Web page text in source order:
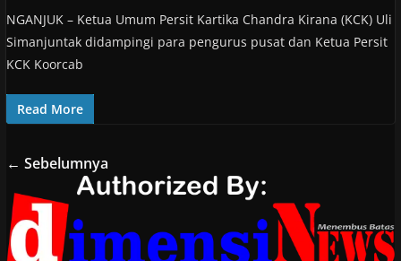
NGANJUK – Ketua Umum Persit Kartika Chandra Kirana (KCK) Uli
Simanjuntak didampingi para pengurus pusat dan Ketua Persit
KCK Koorcab
Read More
← Sebelumnya